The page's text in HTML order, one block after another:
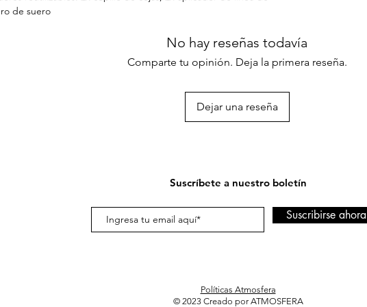
de suero
No hay reseñas todavía
Comparte tu opinión. Deja la primera reseña.
Dejar una reseña
Suscríbete a nuestro boletín
Suscribirse ahora
Políticas Atmosfera
© 2023 Creado por ATMOSFERA